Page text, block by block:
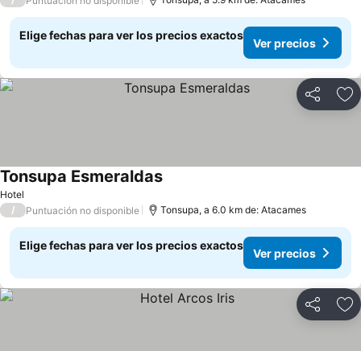
Elige fechas para ver los precios exactos
Ver precios
Compartir
Hotel
Tonsupa Esmeraldas
/ Puntuación no disponible Tonsupa, a 6.0 km de: Atacames
Elige fechas para ver los precios exactos
Ver precios
Compartir